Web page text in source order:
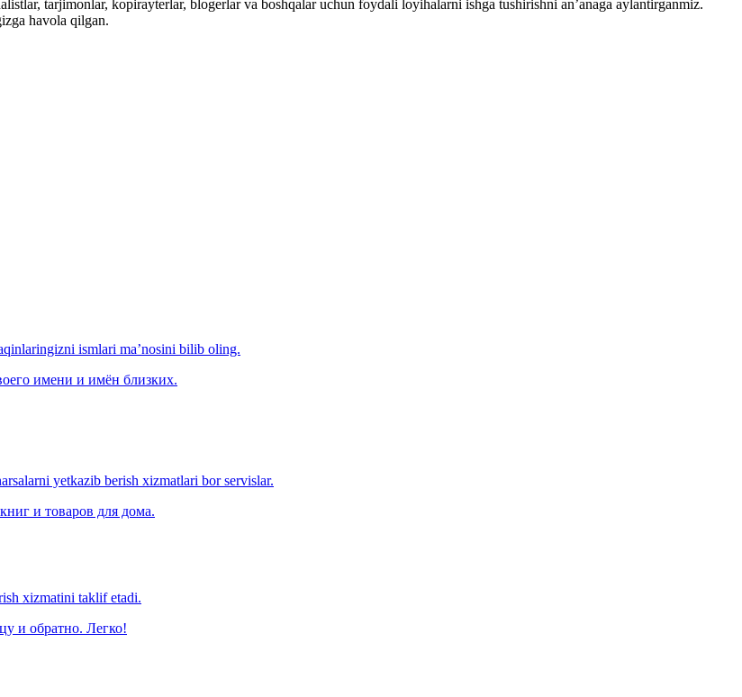
tarjimonlar, kopirayterlar, blogerlar va boshqalar uchun foydali loyihalarni ishga tushirishni an’anaga aylantirganmiz.
havola qilgan.
ismlari ma’nosini bilib oling.
имени и имён близких.
yetkazib berish xizmatlari bor servislar.
и товаров для дома.
xizmatini taklif etadi.
и обратно. Легко!